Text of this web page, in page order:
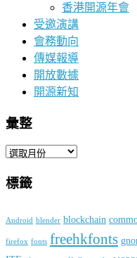
香港開源年會
受邀演講
會務動向
傳媒報導
開放數據
開源新知
彙整
彙
標籤
Android blender blockchain
firefox fonts freehkfonts